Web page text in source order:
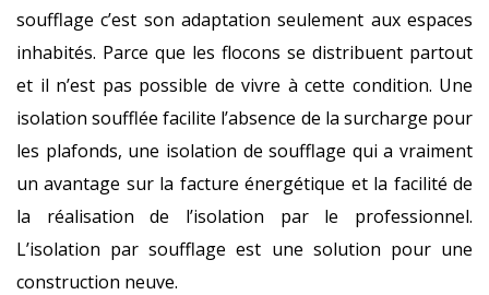
soufflage c’est son adaptation seulement aux espaces
inhabités. Parce que les flocons se distribuent partout
et il n’est pas possible de vivre à cette condition. Une
isolation soufflée facilite l’absence de la surcharge pour
les plafonds, une isolation de soufflage qui a vraiment
un avantage sur la facture énergétique et la facilité de
la réalisation de l’isolation par le professionnel.
L’isolation par soufflage est une solution pour une
construction neuve.